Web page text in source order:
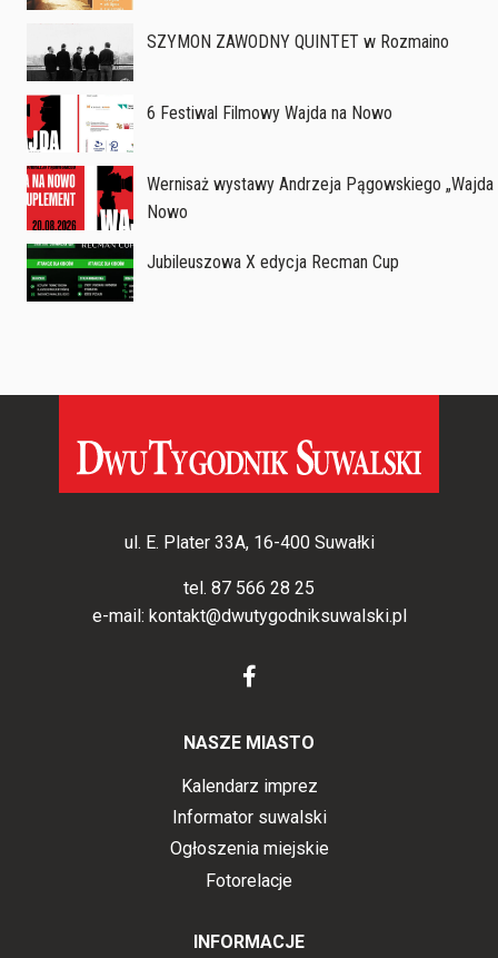
SZYMON ZAWODNY QUINTET w Rozmaino
6 Festiwal Filmowy Wajda na Nowo
Wernisaż wystawy Andrzeja Pągowskiego
Nowo
Jubileuszowa X edycja Recman Cup
ul. E. Plater 33A, 16-400 Suwałki
tel. 87 566 28 25
e-mail: kontakt@dwutygodniksuwalski.pl
NASZE MIASTO
Kalendarz imprez
Informator suwalski
Ogłoszenia miejskie
Fotorelacje
INFORMACJE